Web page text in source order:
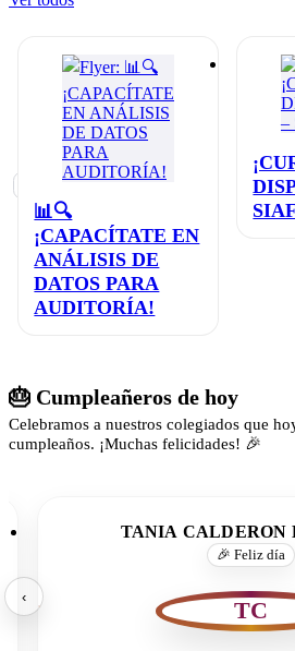
📊🔍
¡CAPACÍTATE EN
ANÁLISIS DE
DATOS PARA
AUDITORÍA!
🎂 Cumpleañeros de hoy
Celebramos a nuestros colegiados que
cumpleaños. ¡Muchas felicidades! 🎉
‹
TANIA CALDERON
🎉 Feliz día
TC